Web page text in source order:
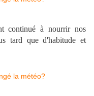
continué à nourrir nos
tard que d'habitude et